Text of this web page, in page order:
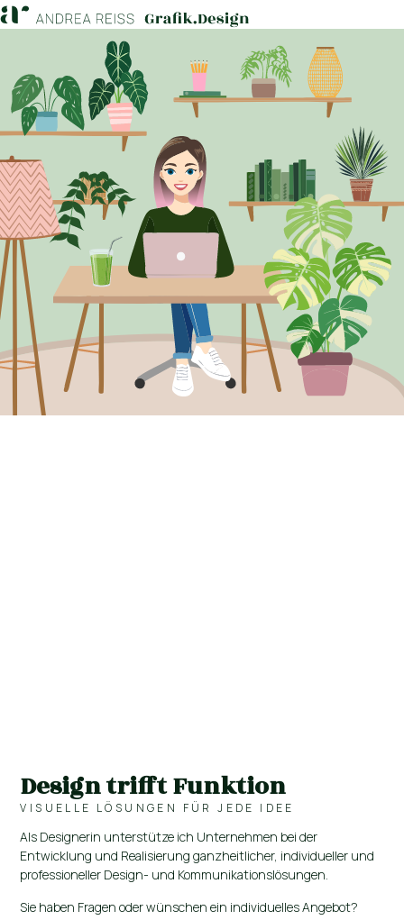
Design trifft Funktion
VISUELLE LÖSUNGEN FÜR JEDE IDEE
Als Designerin unterstütze ich Unternehmen bei der
Entwicklung und Realisierung ganzheitlicher, individueller und
professioneller Design- und Kommunikationslösungen.
Sie haben Fragen oder wünschen ein individuelles Angebot?